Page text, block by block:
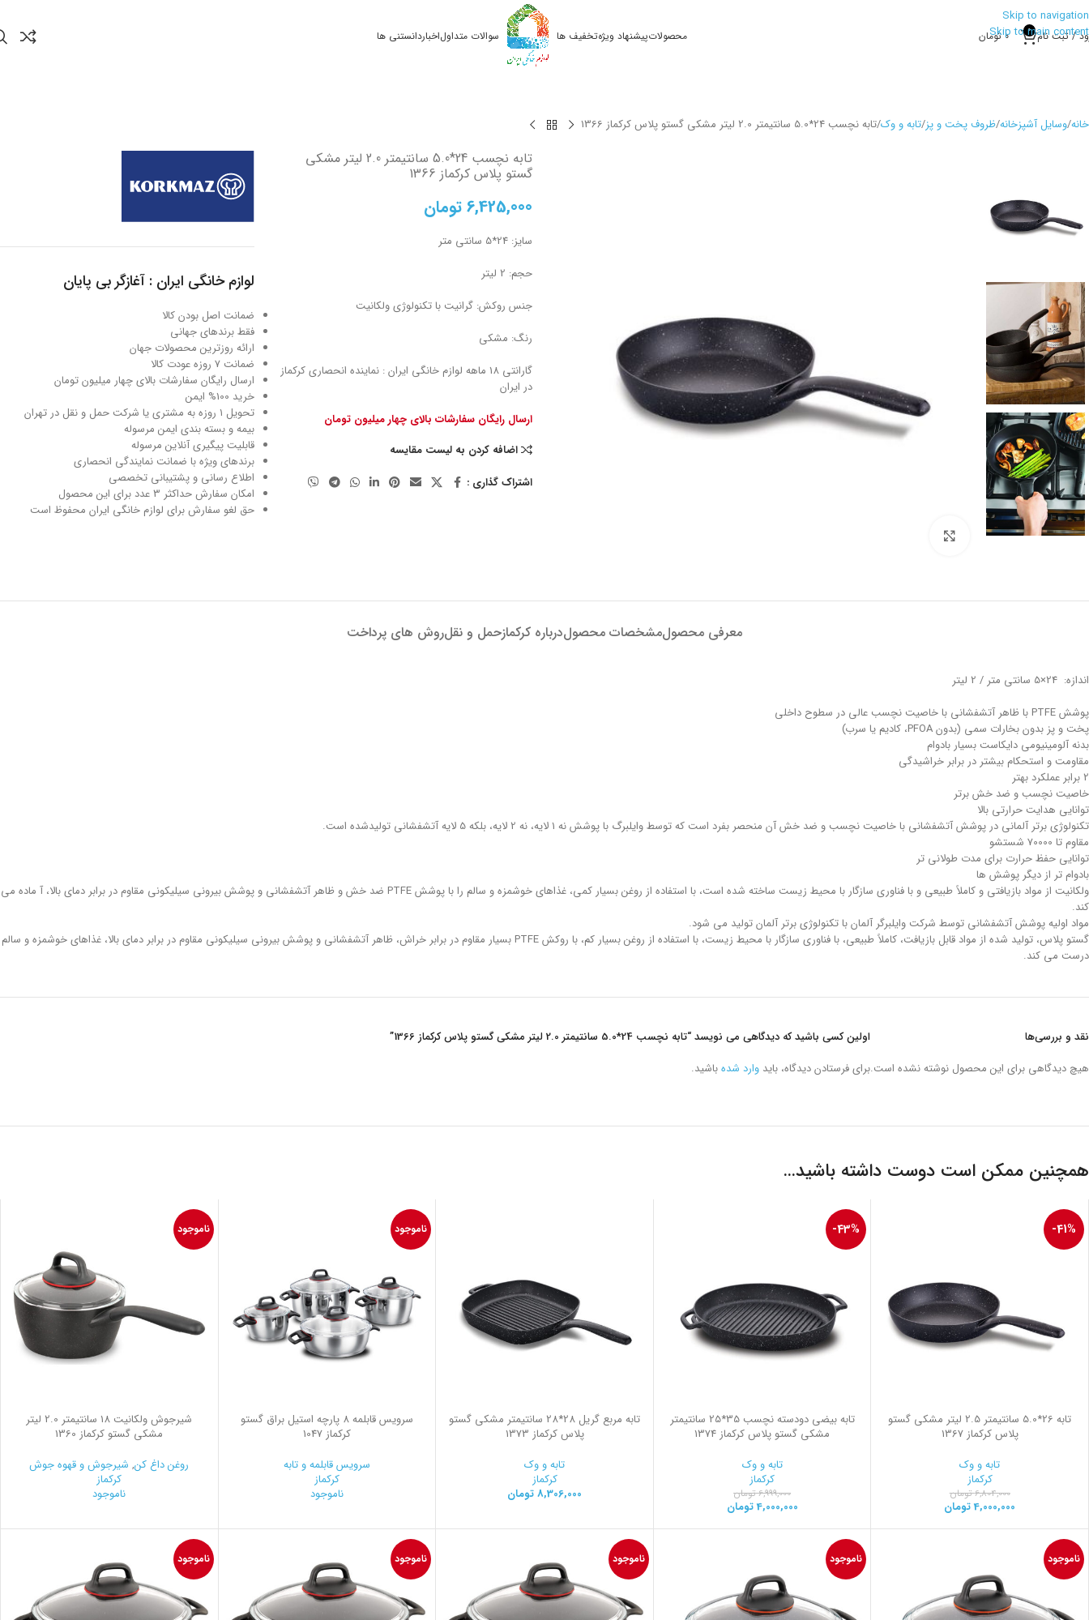
Skip to navigation
Skip to main content
/ ثبت نام 0
0 تومان محصولاتپیشنهاد ویژهتخفیف ها سوالات متداولاخباردانستنی ها
خانه وسایل آشپزخانه ظروف پخت و پز تابه و وک تابه نچسب 24*5.0 سانتیمتر 2.0 لیتر مشکی گستو پلاس کرکماز 1366
تابه نچسب 24*5.0 سانتیمتر 2.0 لیتر مشکی
گستو پلاس کرکماز 1366
6,425,000تومان
سایز: 24*5 سانتی متر
حجم: 2 لیتر
جنس روکش: گرانیت با تکنولوژی ولکانیت
رنگ: مشکی
گارانتی 18 ماهه لوازم خانگی ایران : نماینده انحصاری کرکماز
در ایران
ارسال رایگان سفارشات بالای چهار میلیون تومان
اضافه کردن به لیست مقایسه
اشتراک گذاری :
لوازم خانگی ایران : آغازگر بی پایان
ضمانت اصل بودن کالا
فقط برندهای جهانی
ارائه روزترین محصولات جهان
ضمانت 7 روزه عودت کالا
ارسال رایگان سفارشات بالای چهار میلیون تومان
خرید 100% ایمن
تحویل ۱ روزه به مشتری یا شرکت حمل و نقل در تهران
بیمه و بسته بندی ایمن مرسوله
قابلیت پیگیری آنلاین مرسوله
برندهای ویژه با ضمانت نمایندگی انحصاری
اطلاع رسانی و پشتیبانی تخصصی
امکان سفارش حداکثر 3 عدد برای این محصول
حق لغو سفارش برای لوازم خانگی ایران محفوظ است
معرفی محصولمشخصات محصولدرباره کرکمازحمل و نقلروش های پرداخت
اندازه: 24×5 سانتی متر / 2 لیتر
پوشش PTFE با ظاهر آتشفشانی با خاصیت نچسب عالی در سطوح داخلی
پخت و پز بدون بخارات سمی (بدون PFOA، کادیم یا سرب)
بدنه آلومینیومی دایکاست بسیار بادوام
مقاومت و استحکام بیشتر در برابر خراشیدگی
2 برابر عملکرد بهتر
خاصیت نچسب و ضد خش برتر
توانایی هدایت حرارتی بالا
تکنولوژی برتر آلمانی در پوشش آتشفشانی با خاصیت نچسب و ضد خش آن منحصر بفرد است که توسط وایلبرگ با پوشش نه 1 لایه، نه 2 لایه، بلکه 5 لایه آتشفشانی تولیدشده است.
مقاوم تا 70000 شستشو
توانایی حفظ حرارت برای مدت طولانی تر
بادوام تر از دیگر پوشش ها
ولکانیت از مواد بازیافتی و کاملاً طبیعی و با فناوری سازگار با محیط زیست ساخته شده است، با استفاده از روغن بسیار کمی، غذاهای خوشمزه و سالم را با پوشش PTFE ضد خش و ظاهر آتشفشانی و پوشش بیرونی سیلیکونی مقاوم در برابر دمای بالا، آ ماده می
کند.
مواد اولیه پوشش آتشفشانی توسط شرکت وایلبرگر آلمان با تکنولوژی برتر آلمان تولید می شود.
گستو پلاس، تولید شده از مواد قابل بازیافت، کاملاً طبیعی، با فناوری سازگار با محیط زیست، با استفاده از روغن بسیار کم، با روکش PTFE بسیار مقاوم در برابر خراش، ظاهر آتشفشانی و پوشش بیرونی سیلیکونی مقاوم در برابر دمای بالا، غذاهای خوشمزه و سالم
درست می کند.
نقد و بررسی‌ها
هیچ دیدگاهی برای این محصول نوشته نشده است.
اولین کسی باشید که دیدگاهی می نویسد “تابه نچسب 24*5.0 سانتیمتر 2.0 لیتر مشکی گستو پلاس کرکماز 1366”
برای فرستادن دیدگاه، باید وارد شدهباشید.
همچنین ممکن است دوست داشته باشید…
-41%
تابه 26*5.0 سانتیمتر 2.5 لیتر مشکی گستو
پلاس کرکماز 1367
تابه و وک
کرکماز
6,804,000 تومان
4,000,000 تومان
-43%
تابه بیضی دودسته نچسب 35*25 سانتیمتر
مشکی گستو پلاس کرکماز 1374
تابه و وک
کرکماز
6,999,000 تومان
4,000,000 تومان
تابه مربع گریل 28*28 سانتیمتر مشکی گستو
پلاس کرکماز 1373
تابه و وک
کرکماز
8,306,000تومان
ناموجود
سرویس قابلمه 8 پارچه استیل براق گستو
کرکماز 1047
سرویس قابلمه و تابه
کرکماز
ناموجود
ناموجود
شیرجوش ولکانیت 18 سانتیمتر 2.0 لیتر
مشکی گستو کرکماز 1360
روغن داغ کن, شیرجوش و قهوه جوش
کرکماز
ناموجود
ناموجود ناموجود ناموجود ناموجود ناموجود